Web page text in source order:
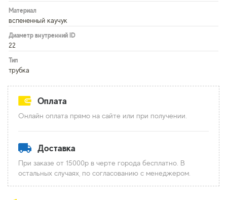
Материал
вспененный каучук
Диаметр внутренний ID
22
Тип
трубка
Оплата
Онлайн оплата прямо на сайте или при получении.
Доставка
При заказе от 15000р в черте города бесплатно. В
остальных случаях, по согласованию с менеджером.